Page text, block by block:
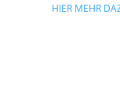
HIER MEHR